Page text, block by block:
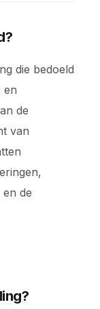
die bedoeld
en
de
van
de